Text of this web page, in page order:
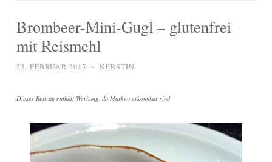
Brombeer-Mini-Gugl – glutenfrei
mit Reismehl
23. FEBRUAR 2015 ~ KERSTIN
Dieser Beitrag enthält Werbung, da Marken erkennbar sind